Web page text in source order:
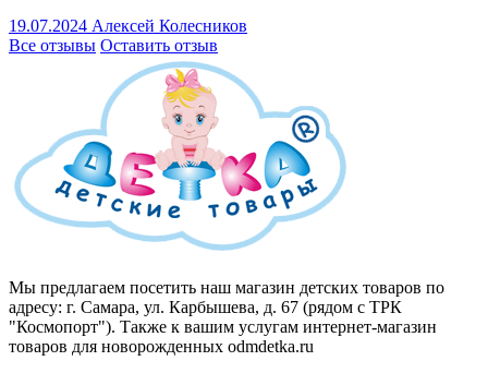
19.07.2024 Алексей Колесников
Все отзывы Оставить отзыв
Мы предлагаем посетить наш магазин детских товаров по
адресу: г. Самара, ул. Карбышева, д. 67 (рядом с ТРК
"Космопорт"). Также к вашим услугам интернет-магазин
товаров для новорожденных odmdetka.ru